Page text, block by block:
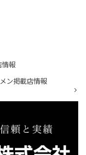
報
ン掲載店情報